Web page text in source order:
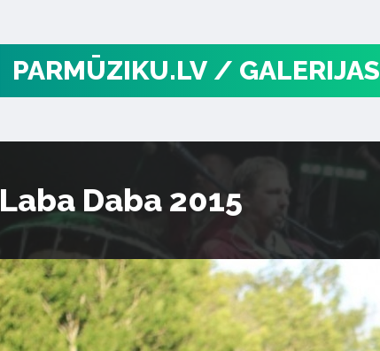
PARMŪZIKU.LV / GALERIJAS
Laba Daba 2015